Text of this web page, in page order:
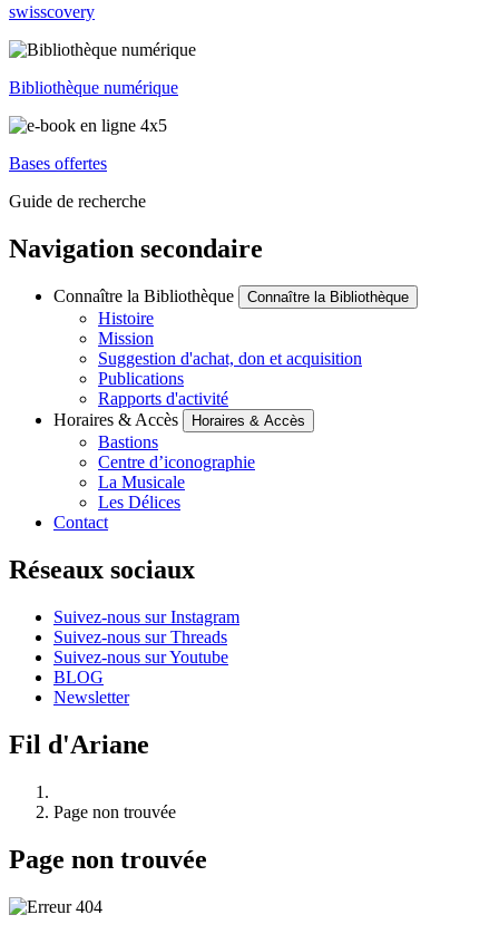
swisscovery
Bibliothèque numérique
Bases offertes
Guide de recherche
Navigation secondaire
Connaître la Bibliothèque Connaître la Bibliothèque
Histoire
Mission
Suggestion d'achat, don et acquisition
Publications
Rapports d'activité
Horaires & Accès
Horaires & Accès
Bastions
Centre d’iconographie
La Musicale
Les Délices
Contact
Réseaux sociaux
Suivez-nous sur Instagram
Suivez-nous sur Threads
Suivez-nous sur Youtube
BLOG
Newsletter
Fil d'Ariane
Page non trouvée
Page non trouvée